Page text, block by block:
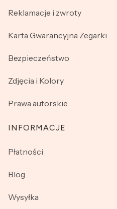
Reklamacje i zwroty
Karta Gwarancyjna Zegarki
Bezpieczeństwo
Zdjęcia i Kolory
Prawa autorskie
INFORMACJE
Płatności
Blog
Wysyłka